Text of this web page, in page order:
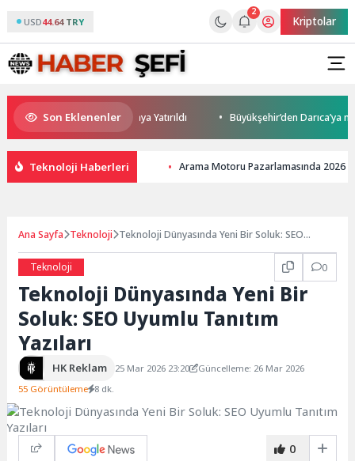
USD44.64 TRY
2
Kriptolar
Son Eklenenler
Potansiyeli Masaya Yatırıldı Büyükşehir’den Darıca’ya modern
Teknoloji Haberleri Arama Motoru Pazarlamasında 2026
Ana Sayfa Teknoloji Teknoloji Dünyasında Yeni Bir Soluk: SEO
Teknoloji
0
Teknoloji Dünyasında Yeni Bir
Soluk: SEO Uyumlu Tanıtım
Yazıları
HK Reklam 25 Mar 2026 23:20
Güncelleme: 26 Mar 2026
55 Görüntüleme 8 dk.
0